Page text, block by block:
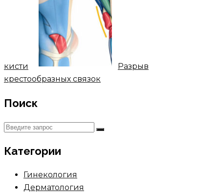
кисти
Разрыв
крестообразных связок
Поиск
Категории
Гинекология
Дерматология